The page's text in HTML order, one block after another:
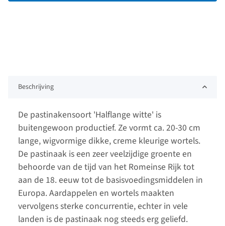
Beschrijving
De pastinakensoort 'Halflange witte' is
buitengewoon productief. Ze vormt ca. 20-30 cm
lange, wigvormige dikke, creme kleurige wortels.
De pastinaak is een zeer veelzijdige groente en
behoorde van de tijd van het Romeinse Rijk tot
aan de 18. eeuw tot de basisvoedingsmiddelen in
Europa. Aardappelen en wortels maakten
vervolgens sterke concurrentie, echter in vele
landen is de pastinaak nog steeds erg geliefd.